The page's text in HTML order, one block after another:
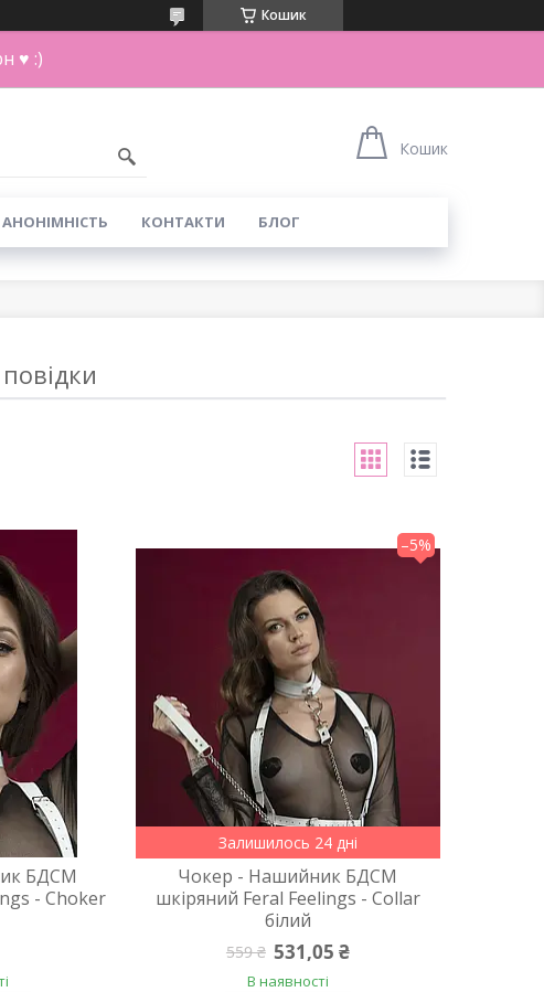
Кошик
♥ :)
Кошик
АНОНІМНІСТЬ КОНТАКТИ БЛОГ
БДСМ
- Choker
–5%
Залишилось 24 дні
Чокер - Нашийник БДСМ
шкіряний Feral Feelings - Collar
білий
559 ₴ 531,05 ₴
В наявності